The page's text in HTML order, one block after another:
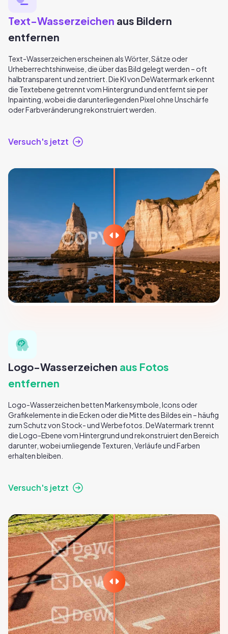
Text-Wasserzeichen aus Bildern
entfernen
Text-Wasserzeichen erscheinen als Wörter, Sätze oder
Urheberrechtshinweise, die über das Bild gelegt werden – oft
halbtransparent und zentriert. Die KI von DeWatermark erkennt
die Textebene getrennt vom Hintergrund und entfernt sie per
Inpainting, wobei die darunterliegenden Pixel ohne Unschärfe
oder Farbveränderung rekonstruiert werden.
Versuch's jetzt
Logo-Wasserzeichen aus Fotos
entfernen
Logo-Wasserzeichen betten Markensymbole, Icons oder
Grafikelemente in die Ecken oder die Mitte des Bildes ein – häufig
zum Schutz von Stock- und Werbefotos. DeWatermark trennt
die Logo-Ebene vom Hintergrund und rekonstruiert den Bereich
darunter, wobei umliegende Texturen, Verläufe und Farben
erhalten bleiben.
Versuch's jetzt